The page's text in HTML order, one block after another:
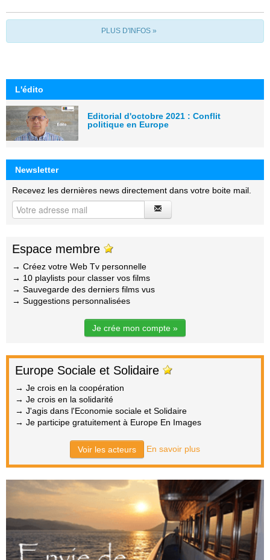
PLUS D'INFOS »
L'édito
Editorial d'octobre 2021 : Conflit
politique en Europe
Newsletter
Recevez les dernières news directement dans votre boite mail.
Espace membre
→ Créez votre Web Tv personnelle
→ 10 playlists pour classer vos films
→ Sauvegarde des derniers films vus
→ Suggestions personnalisées
Je crée mon compte »
Europe Sociale et Solidaire
→ Je crois en la coopération
→ Je crois en la solidarité
→ J'agis dans l'Economie sociale et Solidaire
→ Je participe gratuitement à Europe En Images
Voir les acteurs En savoir plus